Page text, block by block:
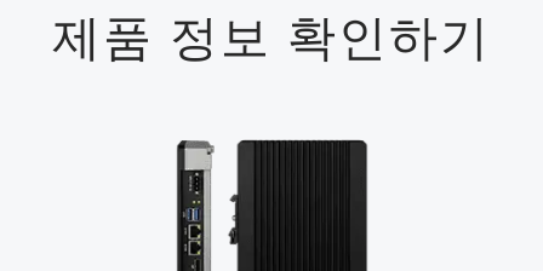
제품 정보 확인하기